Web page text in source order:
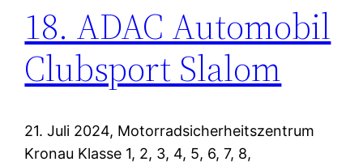
18. ADAC Automobil
Clubsport Slalom
21. Juli 2024, Motorradsicherheitszentrum
Kronau Klasse 1, 2, 3, 4, 5, 6, 7, 8,